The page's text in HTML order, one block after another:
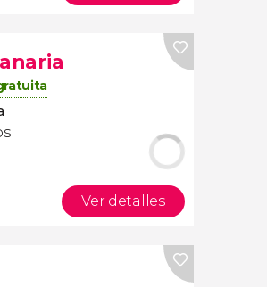
Ver detalles